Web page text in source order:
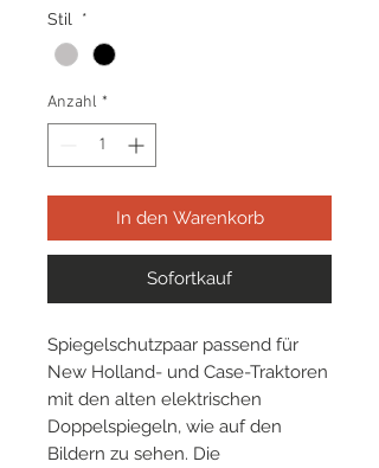
Stil *
Anzahl *
In den Warenkorb
Sofortkauf
Spiegelschutzpaar passend für
New Holland- und Case-Traktoren
mit den alten elektrischen
Doppelspiegeln, wie auf den
Bildern zu sehen. Die